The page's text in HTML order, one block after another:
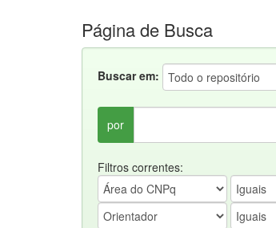
Página de Busca
Buscar em:
por
Filtros correntes: